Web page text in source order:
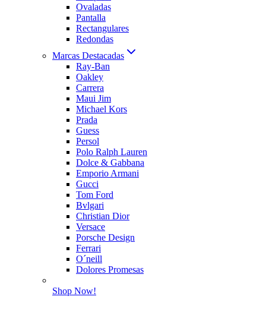
Ovaladas
Pantalla
Rectangulares
Redondas
Marcas Destacadas
Ray-Ban
Oakley
Carrera
Maui Jim
Michael Kors
Prada
Guess
Persol
Polo Ralph Lauren
Dolce & Gabbana
Emporio Armani
Gucci
Tom Ford
Bvlgari
Christian Dior
Versace
Porsche Design
Ferrari
O´neill
Dolores Promesas
Shop Now!